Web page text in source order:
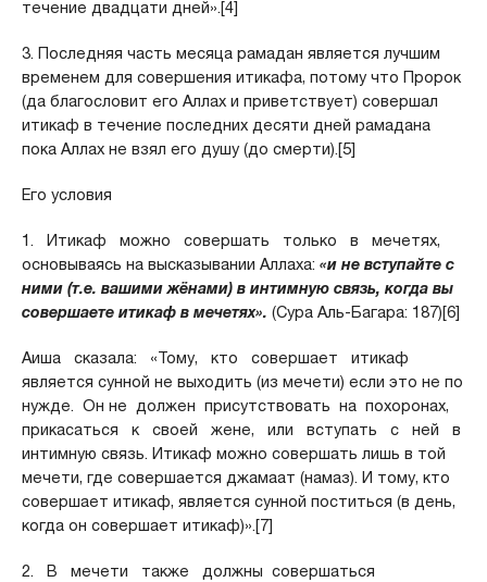
течение двадцати дней».[4]
3. Последняя часть месяца рамадан является лучшим
временем для совершения итикафа, потому что Пророк
(да благословит его Аллах и приветствует) совершал
итикаф в течение последних десяти дней рамадана
пока Аллах не взял его душу (до смерти).[5]
Его условия
1. Итикаф можно совершать только в мечетях,
основываясь на высказывании Аллаха: «и не вступайте с
ними (т.е. вашими жёнами) в интимную связь, когда вы
совершаете итикаф в мечетях». (Сура Аль-Багара: 187)[6]
Аиша сказала: «Тому, кто совершает итикаф
является сунной не выходить (из мечети) если это не по
нужде. Он не должен присутствовать на похоронах,
прикасаться к своей жене, или вступать с ней в
интимную связь. Итикаф можно совершать лишь в той
мечети, где совершается джамаат (намаз). И тому, кто
совершает итикаф, является сунной поститься (в день,
когда он совершает итикаф)».[7]
2. В мечети также должны совершаться